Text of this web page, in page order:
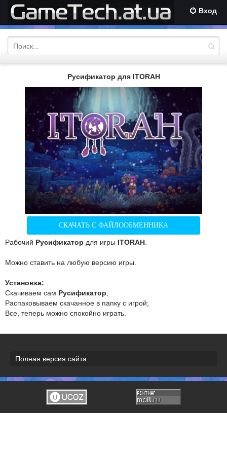
Вход
Русификатор для ITORAH
СКАЧАТЬ С ФАЙЛООБМЕННИКА
Рабочий Русификатор для игры ITORAH
Можно ставить на любую версию игры.
Установка:
Скачиваем сам Русификатор;
Распаковываем скачанное в папку с игрой;
Все, теперь можно спокойно играть.
Полная версия сайта